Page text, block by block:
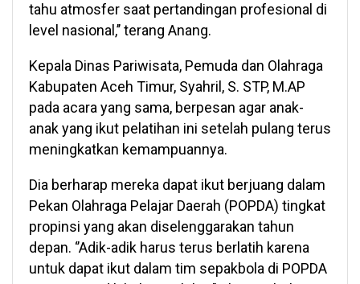
tahu atmosfer saat pertandingan profesional di
level nasional,’’ terang Anang.
Kepala Dinas Pariwisata, Pemuda dan Olahraga
Kabupaten Aceh Timur, Syahril, S. STP, M.AP
pada acara yang sama, berpesan agar anak-
anak yang ikut pelatihan ini setelah pulang terus
meningkatkan kemampuannya.
Dia berharap mereka dapat ikut berjuang dalam
Pekan Olahraga Pelajar Daerah (POPDA) tingkat
propinsi yang akan diselenggarakan tahun
depan. ‘’Adik-adik harus terus berlatih karena
untuk dapat ikut dalam tim sepakbola di POPDA